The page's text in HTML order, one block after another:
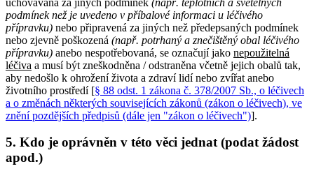
podmínek než je uvedeno v příbalové informaci u léčivého
přípravku) nebo připravená za jiných než předepsaných podmínek
nebo zjevně poškozená (např. potrhaný a znečištěný obal léčivého
přípravku) anebo nespotřebovaná, se označují jako nepoužitelná
léčiva a musí být zneškodněna / odstraněna včetně jejich obalů tak,
aby nedošlo k ohrožení života a zdraví lidí nebo zvířat anebo
životního prostředí [§ 88 odst. 1 zákona č. 378/2007 Sb., o léčivech
a o změnách některých souvisejících zákonů (zákon o léčivech), ve
znění pozdějších předpisů (dále jen "zákon o léčivech")].
5. Kdo je oprávněn v této věci jednat (podat žádost
apod.)